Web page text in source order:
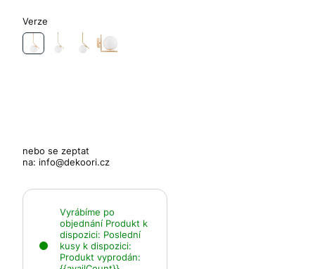
Verze
nebo se zeptat
na: info@dekoori.cz
Vyrábíme po
objednání Produkt k
dispozici: Poslední
kusy k dispozici:
Produkt vyprodán: